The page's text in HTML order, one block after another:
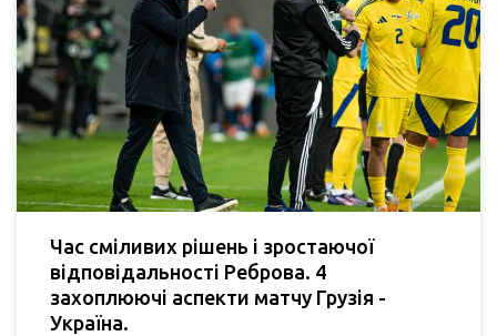
Час сміливих рішень і зростаючої
відповідальності Реброва. 4
захоплюючі аспекти матчу Грузія -
Україна.